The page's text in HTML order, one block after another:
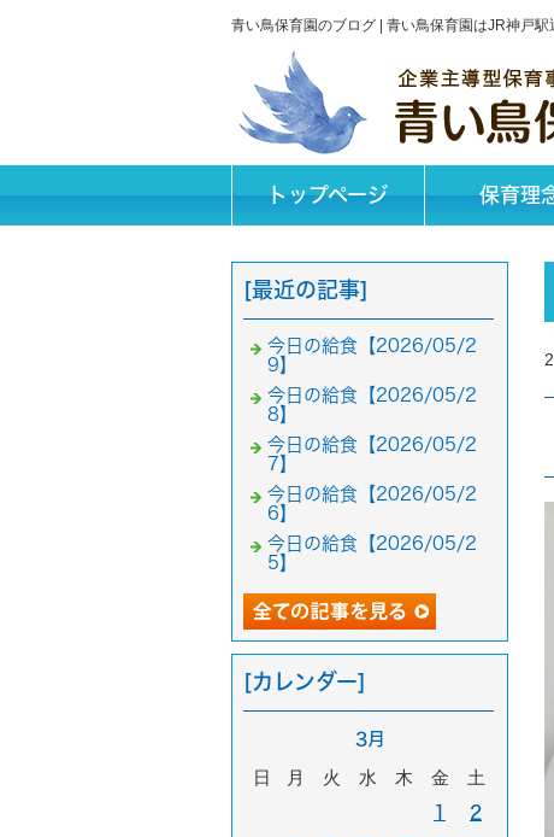
青い鳥保育園のブログ | 青い鳥保育園はJR神戸
トップページ 保育理
[最近の記事]
今日の給食【2026/05/2
9】
今日の給食【2026/05/2
8】
今日の給食【2026/05/2
7】
今日の給食【2026/05/2
6】
今日の給食【2026/05/2
5】
[カレンダー]
3月
日 月 火 水 木 金 土
1 2